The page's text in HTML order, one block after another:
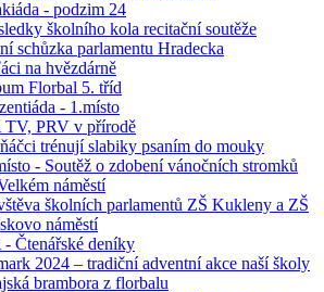
- podzim 24
školního kola recitační soutěže
schůzka parlamentu Hradecka
na hvězdárně
Florbal 5. tříd
- 1.místo
TV, PRV v přírodě
trénují slabiky psaním do mouky
- Soutěž o zdobení vánočních stromků
náměstí
školních parlamentů ZŠ Kukleny a ZŠ
náměstí
- Čtenářské deníky
2024 – tradiční adventní akce naší školy
brambora z florbalu